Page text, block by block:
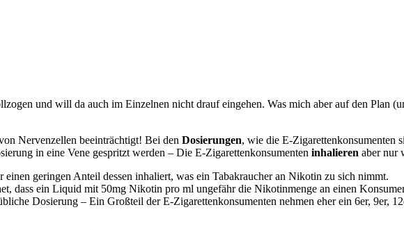
und will da auch im Einzelnen nicht drauf eingehen. Was mich aber auf den Plan
Nervenzellen beeinträchtigt! Bei den Dosierungen, wie die E-Zigarettenkonsumenten
in eine Vene gespritzt werden – Die E-Zigarettenkonsumenten inhalieren aber nur
einen geringen Anteil dessen inhaliert, was ein Tabakraucher an Nikotin zu sich nimmt.
dass ein Liquid mit 50mg Nikotin pro ml ungefähr die Nikotinmenge an einen
Dosierung – Ein Großteil der E-Zigarettenkonsumenten nehmen eher ein 6er, 9er,